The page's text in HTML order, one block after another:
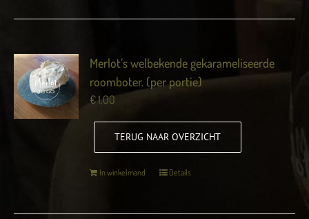
Merlot’s welbekende gekarameliseerde
roomboter. (per portie)
€1,00
TERUG NAAR OVERZICHT
In winkelmand Details